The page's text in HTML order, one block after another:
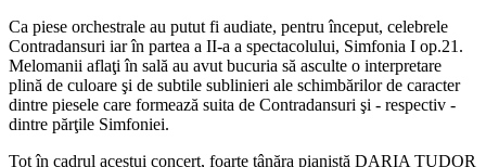
Ca piese orchestrale au putut fi audiate, pentru început, celebrele
Contradansuri iar în partea a II-a a spectacolului, Simfonia I op.21.
Melomanii aflaţi în sală au avut bucuria să asculte o interpretare
plină de culoare şi de subtile sublinieri ale schimbărilor de caracter
dintre piesele care formează suita de Contradansuri şi - respectiv -
dintre părţile Simfoniei.
Tot în cadrul acestui concert, foarte tânăra pianistă DARIA TUDOR